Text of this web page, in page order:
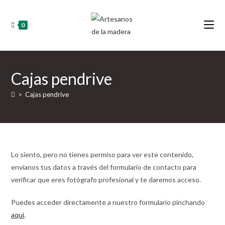
contenido
0
Cajas pendrive
> Cajas pendrive
Lo siento, pero no tienes permiso para ver este contenido,
envíanos tus datos a través del formulario de contacto para
verificar que eres fotógrafo profesional y te daremos acceso.
Puedes acceder directamente a nuestro formulario pinchando
aquí.